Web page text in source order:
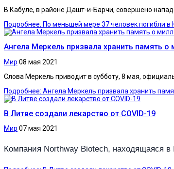
В Кабуле, в районе Дашт-и-Барчи, совершено
Подробнее: По меньшей мере 37 человек погибли в
Ангела Меркель призвала хранить память
Мир 08 мая 2021
Слова Меркель приводит в субботу, 8 мая,
Подробнее: Ангела Меркель призвала хранить
В Литве создали лекарство от COVID-19
Мир 07 мая 2021
Компания Northway Biotech, находящаяся